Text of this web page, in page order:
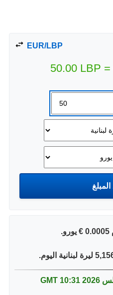
EUR/LBP
50.00 LBP =
10:31 GMT